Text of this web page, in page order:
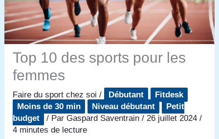
Top 10 des sports pour les
femmes
Faire du sport chez soi / Débutant
Fitdesk
Moins de 30 min
Niveau débutant
Petit
budget
/ ParGaspard Saventrain/26 juillet 2024/
4 minutes de lecture